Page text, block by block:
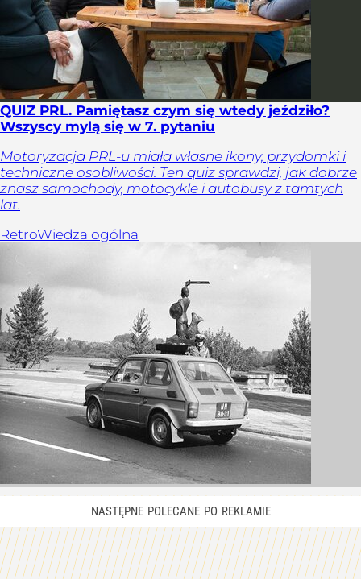
QUIZ PRL. Pamiętasz czym się wtedy jeździło?
Wszyscy mylą się w 7. pytaniu
Motoryzacja PRL-u miała własne ikony, przydomki i
techniczne osobliwości. Ten quiz sprawdzi, jak dobrze
znasz samochody, motocykle i autobusy z tamtych
lat.
RetroWiedza ogólna